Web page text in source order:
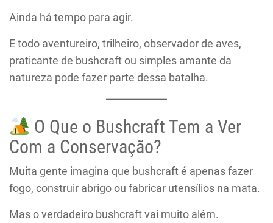
Ainda há tempo para agir.
E todo aventureiro, trilheiro, observador de aves,
praticante de bushcraft ou simples amante da
natureza pode fazer parte dessa batalha.
O Que o Bushcraft Tem a Ver
Com a Conservação?
Muita gente imagina que bushcraft é apenas fazer
fogo, construir abrigo ou fabricar utensílios na mata.
Mas o verdadeiro bushcraft vai muito além.